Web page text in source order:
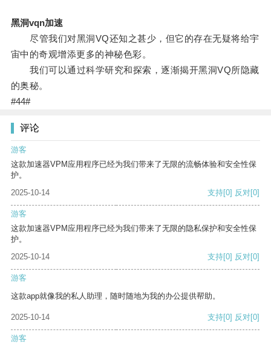
黑洞vqn加速
尽管我们对黑洞VQ还知之甚少，但它的存在无疑将给宇
宙中的奇观增添更多的神秘色彩。
我们可以通过科学研究和探索，逐渐揭开黑洞VQ所隐藏
的奥秘。
#44#
评论
游客
这款加速器VPM应用程序已经为我们带来了无限的流畅体验和安全性保
护。
2025-10-14
支持[0] 反对[0]
游客
这款加速器VPM应用程序已经为我们带来了无限的隐私保护和安全性保
护。
2025-10-14
支持[0] 反对[0]
游客
这款app就像我的私人助理，随时随地为我的办公提供帮助。
2025-10-14 支持[0] 反对[0]
游客